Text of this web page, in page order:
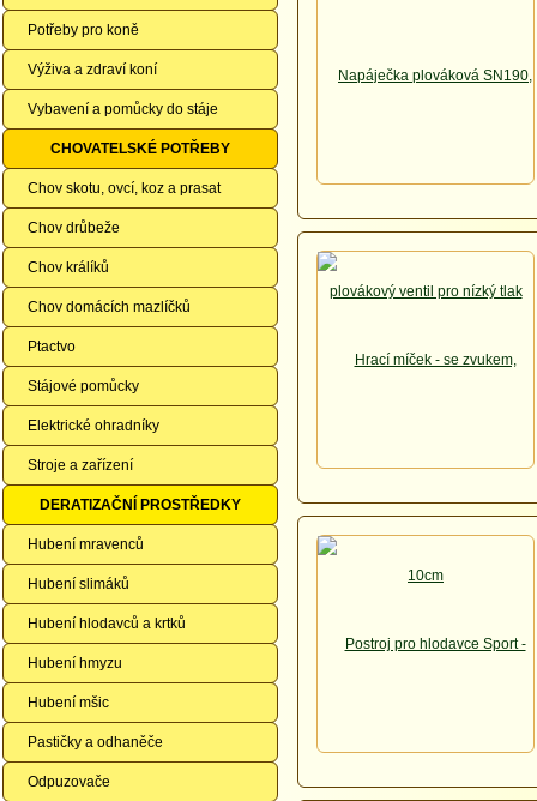
Potřeby pro koně
Výživa a zdraví koní
Vybavení a pomůcky do stáje
CHOVATELSKÉ POTŘEBY
Chov skotu, ovcí, koz a prasat
Chov drůbeže
Chov králíků
Chov domácích mazlíčků
Ptactvo
Stájové pomůcky
Elektrické ohradníky
Stroje a zařízení
DERATIZAČNÍ PROSTŘEDKY
Hubení mravenců
Hubení slimáků
Hubení hlodavců a krtků
Hubení hmyzu
Hubení mšic
Pastičky a odhaněče
Odpuzovače